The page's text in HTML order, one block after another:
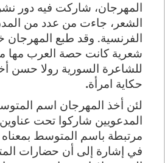
المهرجان، شاركت فيه دور
الشعر، جاءت من عدد من
الفرنسية. وقد طبع
شعرية كانت حصة العرب مها
للشاعرة السورية رولا حسن
حكاية امرأة.
لئن أخذ المهرجان اسم
المدعويين شاركوا تحت
مرتبطة باسم المتوسط بمعناه
في إشارة إلى أن حضارات